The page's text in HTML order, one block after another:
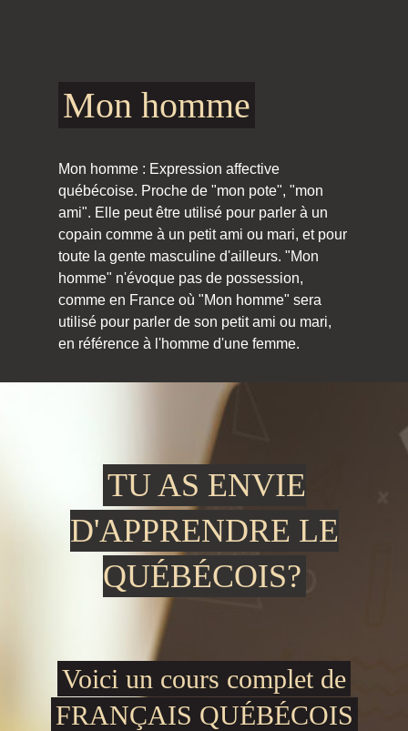
Mon homme
Mon homme : Expression affective
québécoise. Proche de "mon pote", "mon
ami". Elle peut être utilisé pour parler à un
copain comme à un petit ami ou mari, et pour
toute la gente masculine d'ailleurs. "Mon
homme" n'évoque pas de possession,
comme en France où "Mon homme" sera
utilisé pour parler de son petit ami ou mari,
en référence à l'homme d'une femme.
TU AS ENVIE
D'APPRENDRE LE
QUÉBÉCOIS?
Voici un cours complet de
FRANÇAIS QUÉBÉCOIS